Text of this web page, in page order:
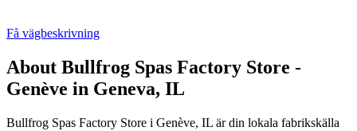
Få vägbeskrivning
About Bullfrog Spas Factory Store -
Genève in Geneva, IL
Bullfrog Spas Factory Store i Genève, IL är din lokala fabrikskälla